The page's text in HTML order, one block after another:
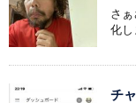
さ
化し
チ